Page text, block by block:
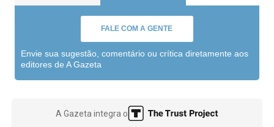
FALE COM A GENTE
Envie sua sugestão, comentário ou crítica diretamente aos
editores de A Gazeta
A Gazeta integra o